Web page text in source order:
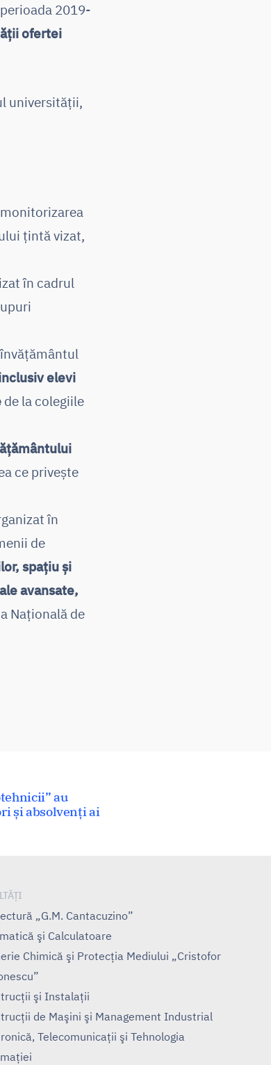
2019-
ofertei
universității,
țintă vizat,
în cadrul
elevi
de la colegiile
ce privește
în
de
spațiu și
avansate,
Națională de
au
și absolvenți ai
„G.M. Cantacuzino”
şi Calculatoare
Chimică şi Protecţia Mediului „Cristofor
şi Instalaţii
de Maşini şi Management Industrial
Telecomunicaţii şi Tehnologia